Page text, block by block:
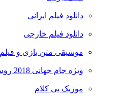
دانلود فیلم ایرانی
دانلود فیلم خارجی
موسیقی متن بازی و فیلم
ویژه جام جهانی 2018 روسیه
موزیک بی کلام